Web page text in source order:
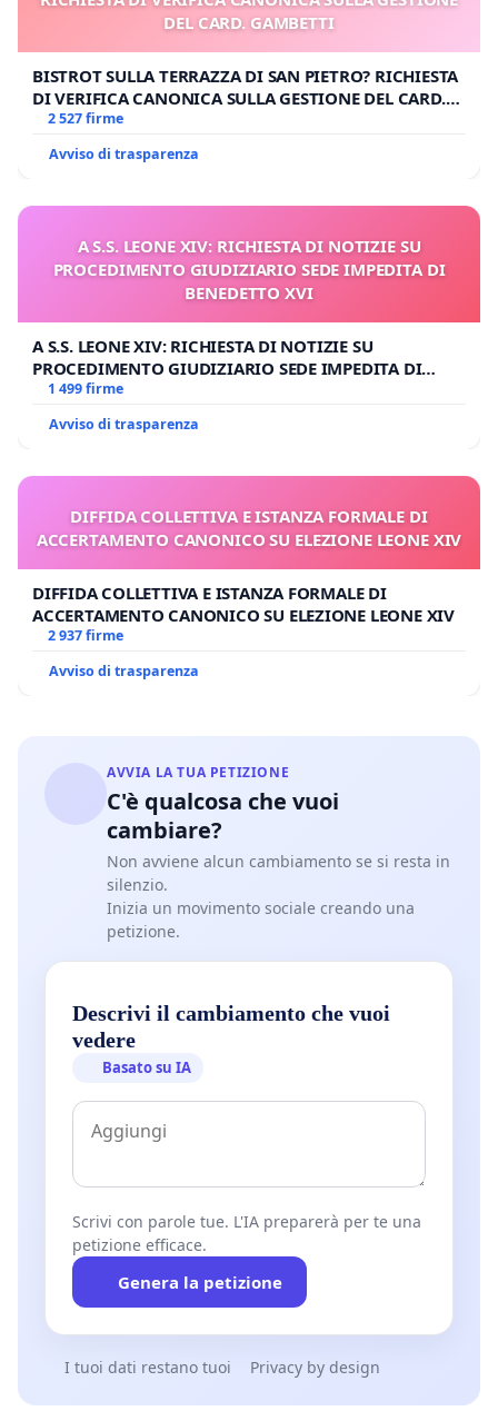
DEL CARD. GAMBETTI
BISTROT SULLA TERRAZZA DI SAN PIETRO? RICHIESTA
DI VERIFICA CANONICA SULLA GESTIONE DEL CARD.
GAMBETTI
2 527 firme
Avviso di trasparenza
A S.S. LEONE XIV: RICHIESTA DI NOTIZIE SU
PROCEDIMENTO GIUDIZIARIO SEDE IMPEDITA DI
BENEDETTO XVI
A S.S. LEONE XIV: RICHIESTA DI NOTIZIE SU
PROCEDIMENTO GIUDIZIARIO SEDE IMPEDITA DI
BENEDETTO XVI
1 499 firme
Avviso di trasparenza
DIFFIDA COLLETTIVA E ISTANZA FORMALE DI
ACCERTAMENTO CANONICO SU ELEZIONE LEONE XIV
DIFFIDA COLLETTIVA E ISTANZA FORMALE DI
ACCERTAMENTO CANONICO SU ELEZIONE LEONE XIV
2 937 firme
Avviso di trasparenza
AVVIA LA TUA PETIZIONE
C'è qualcosa che vuoi
cambiare?
Non avviene alcun cambiamento se si resta in
silenzio.
Inizia un movimento sociale creando una
petizione.
Descrivi il cambiamento che vuoi
vedere
Basato su IA
Scrivi con parole tue. L'IA preparerà per te una
petizione efficace.
Genera la petizione
I tuoi dati restano tuoi Privacy by design